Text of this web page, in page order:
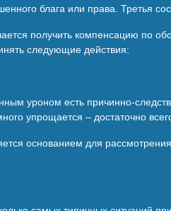
блага или права. Третья
получить компенсацию по
следующие действия:
уроном есть причинно-
упрощается – достаточно
основанием для